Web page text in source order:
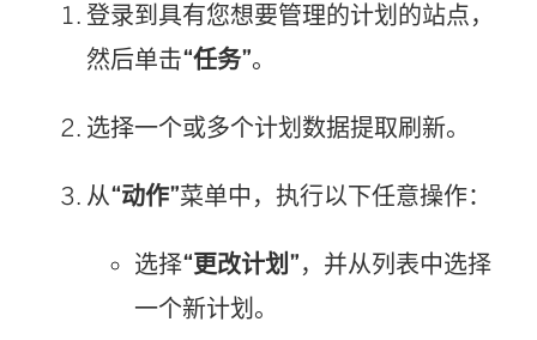
登录到具有您想要管理的计划的站点，
然后单击“任务”。
选择一个或多个计划数据提取刷新。
从“动作”菜单中，执行以下任意操作：
选择“更改计划”，并从列表中选择
一个新计划。